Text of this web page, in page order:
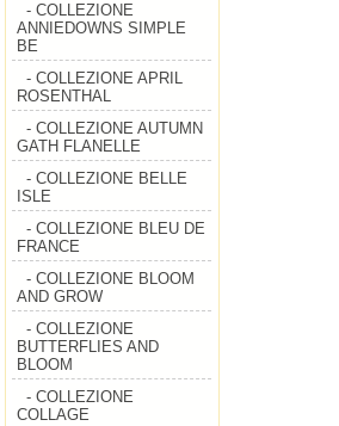
- COLLEZIONE
ANNIEDOWNS SIMPLE
BE
- COLLEZIONE APRIL
ROSENTHAL
- COLLEZIONE AUTUMN
GATH FLANELLE
- COLLEZIONE BELLE
ISLE
- COLLEZIONE BLEU DE
FRANCE
- COLLEZIONE BLOOM
AND GROW
- COLLEZIONE
BUTTERFLIES AND
BLOOM
- COLLEZIONE
COLLAGE